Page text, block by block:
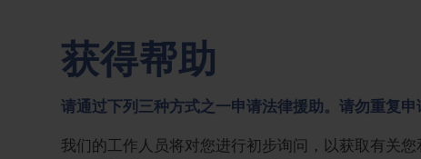
获得帮助
请通过下列三种方式之一申请法律援助。请勿重复申
我们的工作人员将对您进行初步询问，以获取有关